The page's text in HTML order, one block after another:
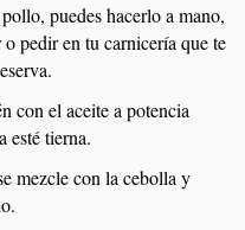
puedes hacerlo a mano,
pedir en tu carnicería que te
con el aceite a potencia
esté tierna.
mezcle con la cebolla y